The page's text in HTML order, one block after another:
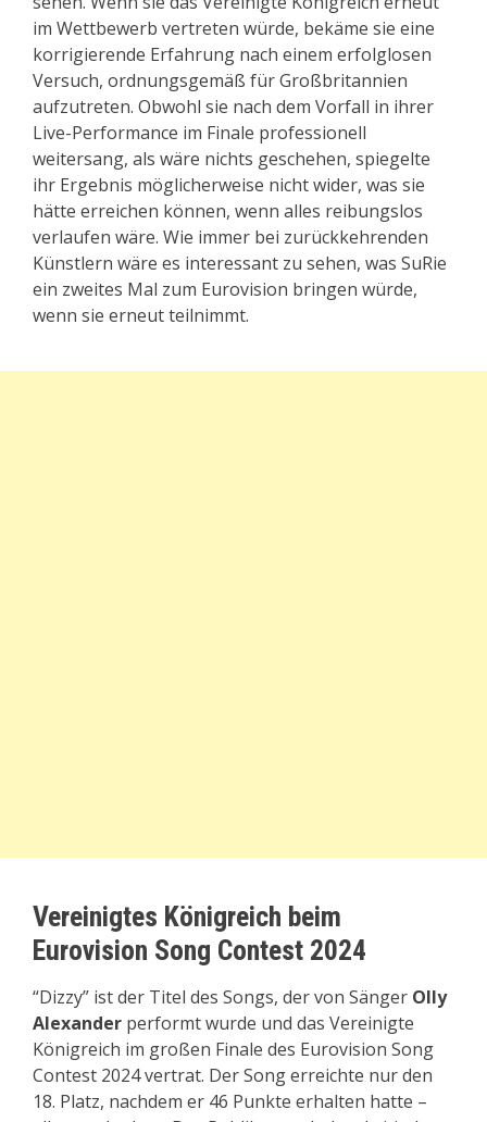
im Wettbewerb vertreten würde, bekäme sie eine
korrigierende Erfahrung nach einem erfolglosen
Versuch, ordnungsgemäß für Großbritannien
aufzutreten. Obwohl sie nach dem Vorfall in ihrer
Live-Performance im Finale professionell
weitersang, als wäre nichts geschehen, spiegelte
ihr Ergebnis möglicherweise nicht wider, was sie
hätte erreichen können, wenn alles reibungslos
verlaufen wäre. Wie immer bei zurückkehrenden
Künstlern wäre es interessant zu sehen, was SuRie
ein zweites Mal zum Eurovision bringen würde,
wenn sie erneut teilnimmt.
Vereinigtes Königreich beim
Eurovision Song Contest 2024
“Dizzy” ist der Titel des Songs, der von Sänger Olly
Alexander performt wurde und das Vereinigte
Königreich im großen Finale des Eurovision Song
Contest 2024 vertrat. Der Song erreichte nur den
18. Platz, nachdem er 46 Punkte erhalten hatte –